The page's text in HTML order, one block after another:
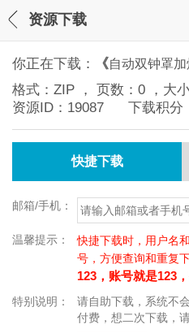
资源下载
你正在下载： 《自动双钟罩
格式： ZIP ， 页数： 0 ，大
资源ID： 19087 下载积分
快捷下载
邮箱/手机：
温馨提示：
快捷下载时，用户名
号，方便查询和重复
123，账号就是123
特别说明：
请自助下载，系统不
付费，想二次下载，